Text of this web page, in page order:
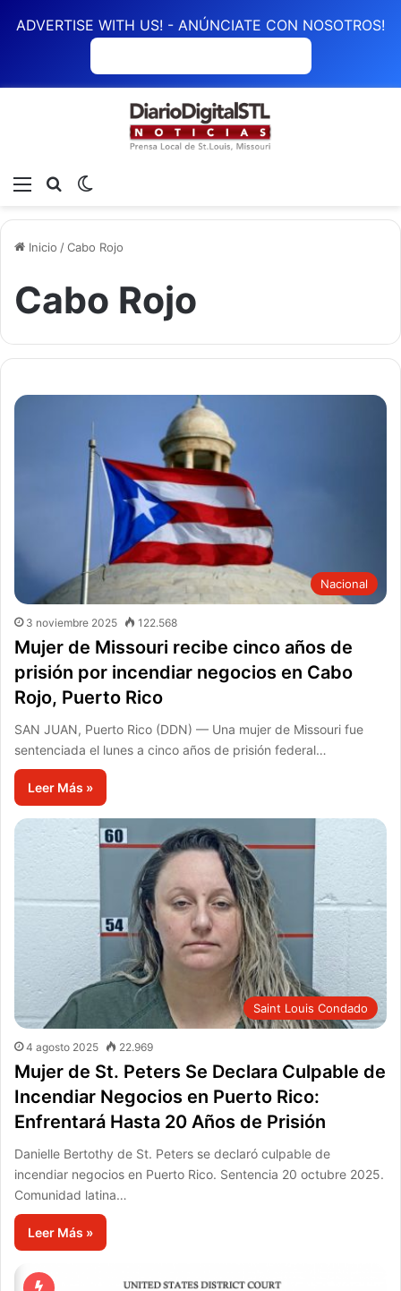
ADVERTISE WITH US! - ANÚNCIATE CON NOSOTROS!
Menú Buscar
Inicio /Cabo Rojo
Cabo Rojo
Nacional
3 noviembre 2025 122.568
Mujer de Missouri recibe cinco años de
prisión por incendiar negocios en Cabo
Rojo, Puerto Rico
SAN JUAN, Puerto Rico (DDN) — Una mujer de Missouri fue
sentenciada el lunes a cinco años de prisión federal…
Leer Más »
Saint Louis Condado
4 agosto 2025 22.969
Mujer de St. Peters Se Declara Culpable de
Incendiar Negocios en Puerto Rico:
Enfrentará Hasta 20 Años de Prisión
Danielle Bertothy de St. Peters se declaró culpable de
incendiar negocios en Puerto Rico. Sentencia 20 octubre 2025.
Comunidad latina…
Leer Más »